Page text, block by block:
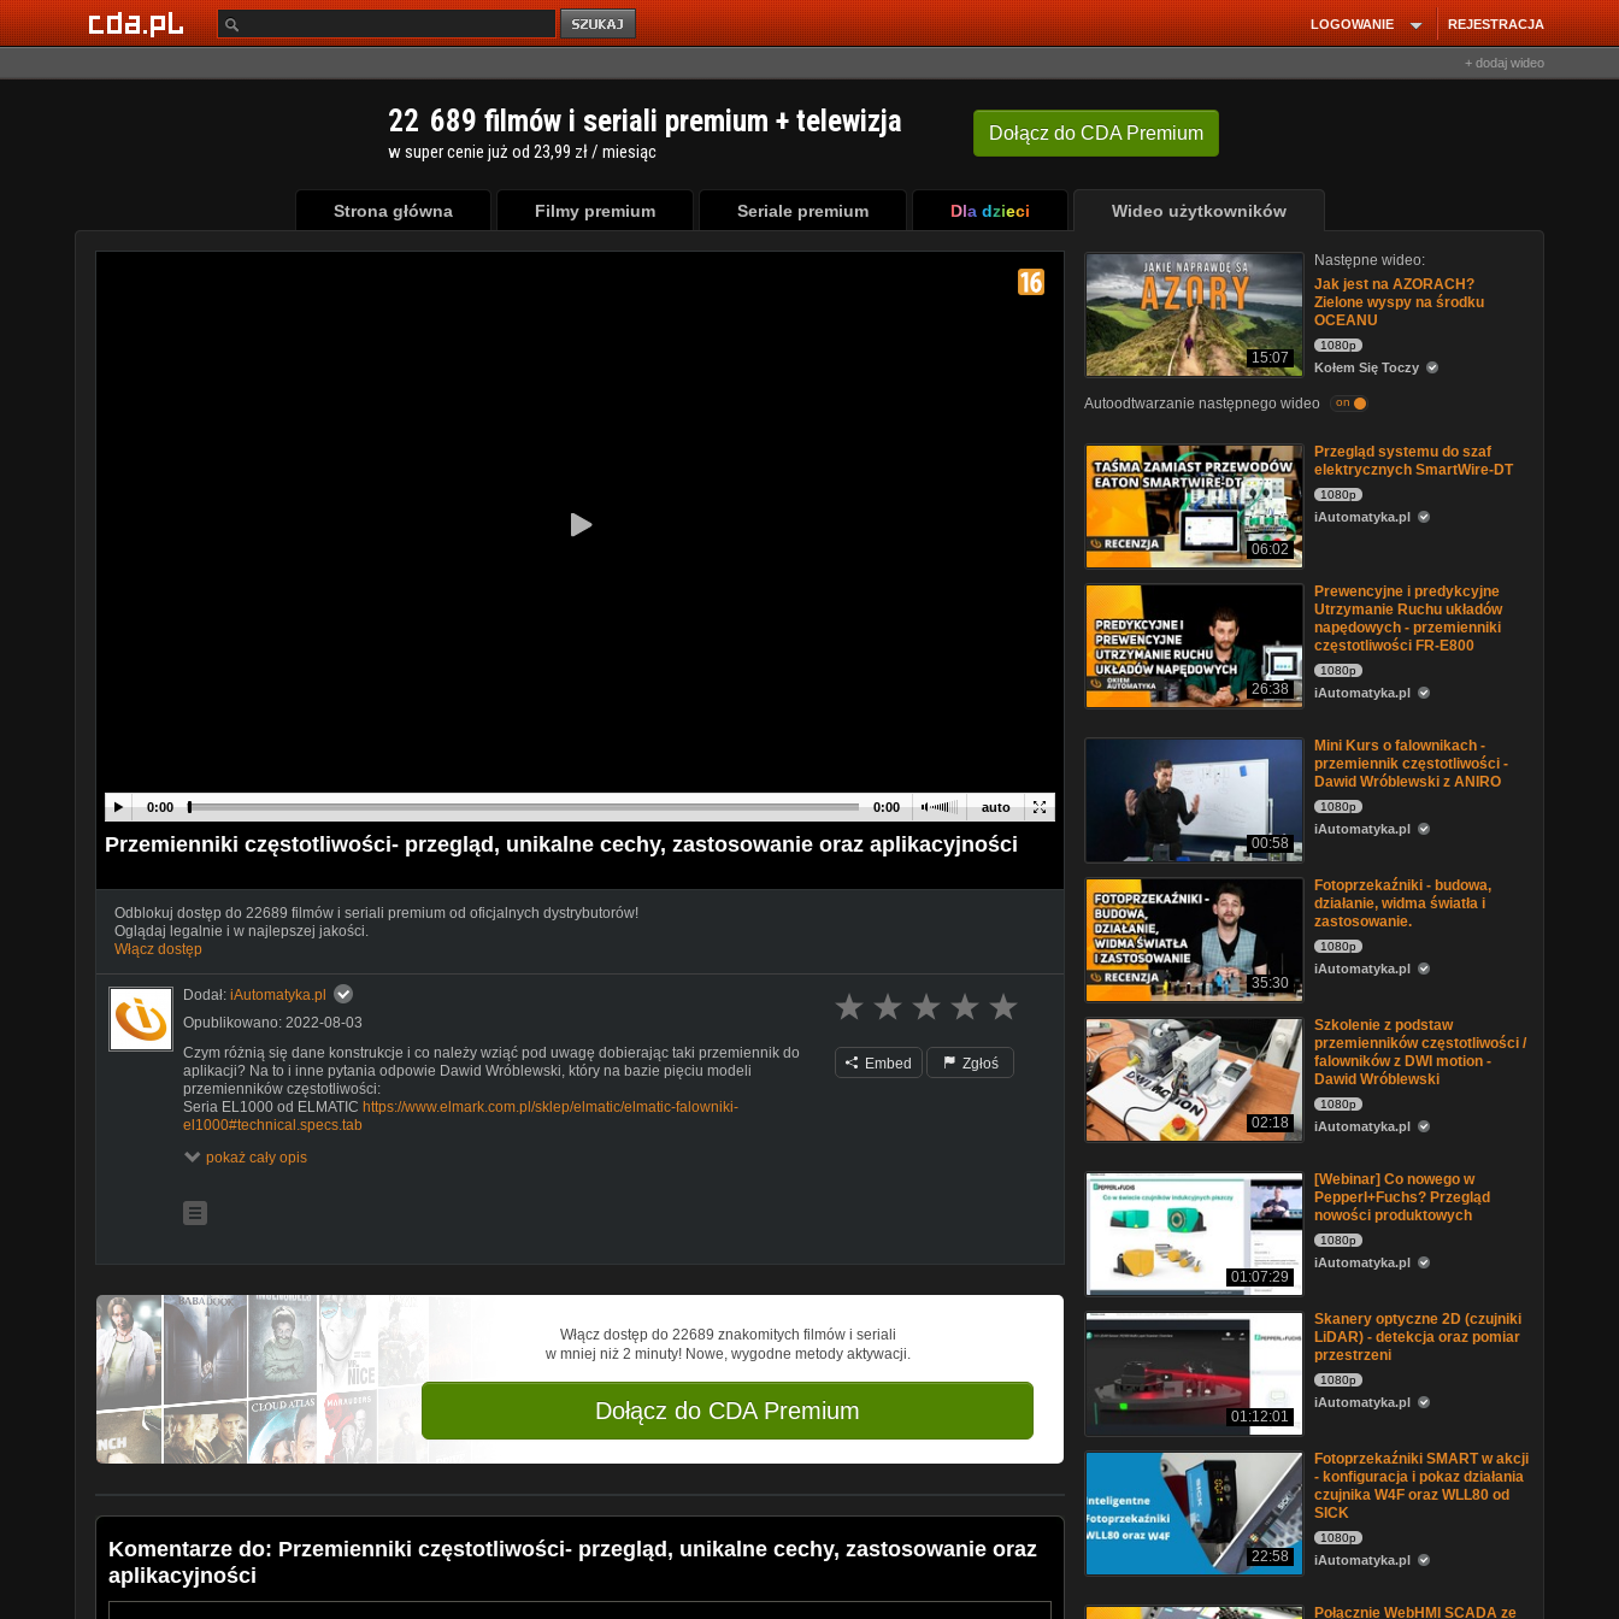
REJESTRACJA
LOGOWANIE
+ dodaj wideo
Dołącz do CDA Premium
22 689 filmów i seriali premium + telewizja
w super cenie już od 23,99 zł / miesiąc
Strona główna Filmy premium Seriale premium Dla dzieci Wideo użytkowników
auto
0:00 0:00
Przemienniki częstotliwości- przegląd, unikalne cechy, zastosowanie oraz aplikacyjności
Odblokuj dostęp do 22689 filmów i seriali premium od oficjalnych dystrybutorów!
Oglądaj legalnie i w najlepszej jakości.
Włącz dostęp
Dodał: iAutomatyka.pl
Opublikowano: 2022-08-03
Czym różnią się dane konstrukcje i co należy wziąć pod uwagę dobierając taki przemiennik do
aplikacji? Na to i inne pytania odpowie Dawid Wróblewski, który na bazie pięciu modeli
przemienników częstotliwości:
Seria EL1000 od ELMATIC https://www.elmark.com.pl/sklep/elmatic/elmatic-falowniki-
el1000#technical.specs.tab
napedowa/falowniki-serii-vfd-mh300/
specific-drives/ach480
Seria FR-E800 od producenta Mitsubishi Electric
Kursy dla Automatykówhttps://kursyautomatyki.pl
iAutomatyka.plhttps://iautomatyka.pl
Dołącz do Klubu Automatyka:
https://klubautomatyka.pl
Subskrybuj
https://hi.switchy.io/5e4E
Facebookhttps://www.facebook.com/iautomatyka
pokaż cały opis
Embed Zgłoś
Włącz dostęp do 22689 znakomitych filmów i seriali
w mniej niż 2 minuty! Nowe, wygodne metody aktywacji.
Dołącz do CDA Premium
Komentarze do: Przemienniki częstotliwości- przegląd, unikalne cechy, zastosowanie oraz
aplikacyjności
15:07
Następne wideo:
Jak jest na AZORACH?
Zielone wyspy na środku
OCEANU
1080p
Kołem Się Toczy
Autoodtwarzanie następnego wideo on
06:02
Przegląd systemu do szaf
elektrycznych SmartWire-DT
1080p
iAutomatyka.pl
26:38
Prewencyjne i predykcyjne
Utrzymanie Ruchu układów
napędowych - przemienniki
częstotliwości FR-E800
1080p
iAutomatyka.pl
00:58
Mini Kurs o falownikach -
przemiennik częstotliwości -
Dawid Wróblewski z ANIRO
1080p
iAutomatyka.pl
35:30
Fotoprzekaźniki - budowa,
działanie, widma światła i
zastosowanie.
1080p
iAutomatyka.pl
02:18
Szkolenie z podstaw
przemienników częstotliwości /
falowników z DWI motion -
Dawid Wróblewski
1080p
iAutomatyka.pl
01:07:29
[Webinar] Co nowego w
Pepperl+Fuchs? Przegląd
nowości produktowych
1080p
iAutomatyka.pl
01:12:01
Skanery optyczne 2D (czujniki
LiDAR) - detekcja oraz pomiar
przestrzeni
1080p
iAutomatyka.pl
22:58
Fotoprzekaźniki SMART w akcji
- konfiguracja i pokaz działania
czujnika W4F oraz WLL80 od
SICK
1080p
iAutomatyka.pl
Połącznie WebHMI SCADA ze